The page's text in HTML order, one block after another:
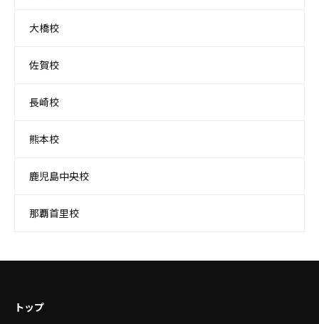
大橋校
佐賀校
長崎校
熊本校
鹿児島中央校
那覇首里校
トップ